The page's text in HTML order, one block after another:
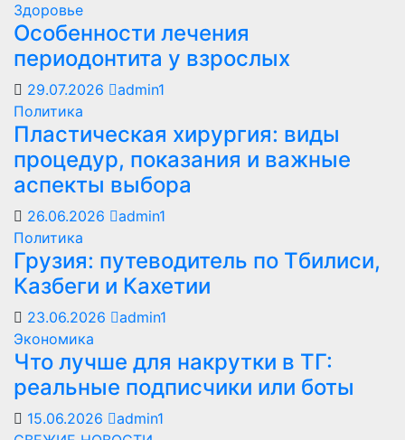
Здоровье
Особенности лечения
периодонтита у взрослых
29.07.2026
admin1
Политика
Пластическая хирургия: виды
процедур, показания и важные
аспекты выбора
26.06.2026
admin1
Политика
Грузия: путеводитель по Тбилиси,
Казбеги и Кахетии
23.06.2026
admin1
Экономика
Что лучше для накрутки в ТГ:
реальные подписчики или боты
15.06.2026
admin1